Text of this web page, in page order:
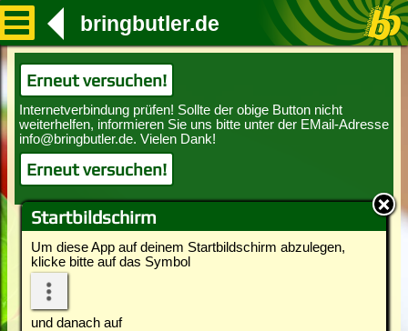
Startbildschirm
Um diese App auf deinem Startbildschirm abzulegen,
klicke bitte auf das Symbol
und danach auf
bringbutler.de
Erneut versuchen!
Erneut versuchen!